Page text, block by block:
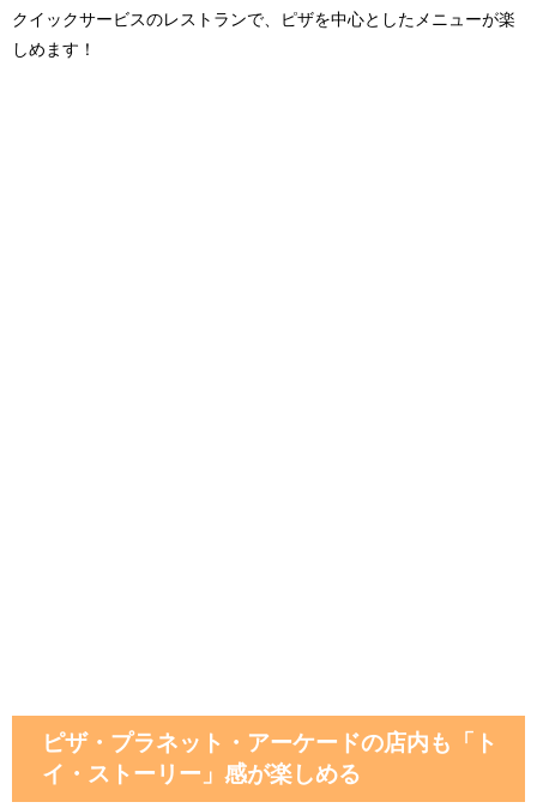
クイックサービスのレストランで、ピザを中心としたメニューが楽
しめます！
ピザ・プラネット・アーケードの店内も「ト
イ・ストーリー」感が楽しめる